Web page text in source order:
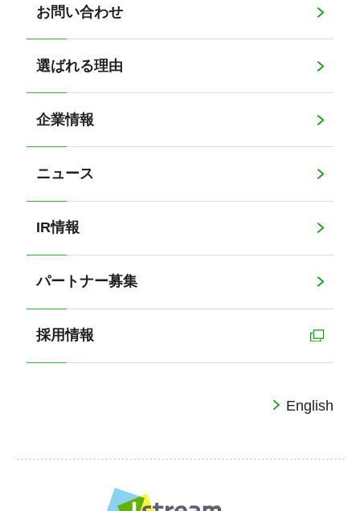
お問い合わせ
選ばれる理由
企業情報
ニュース
IR情報
パートナー募集
採用情報
English